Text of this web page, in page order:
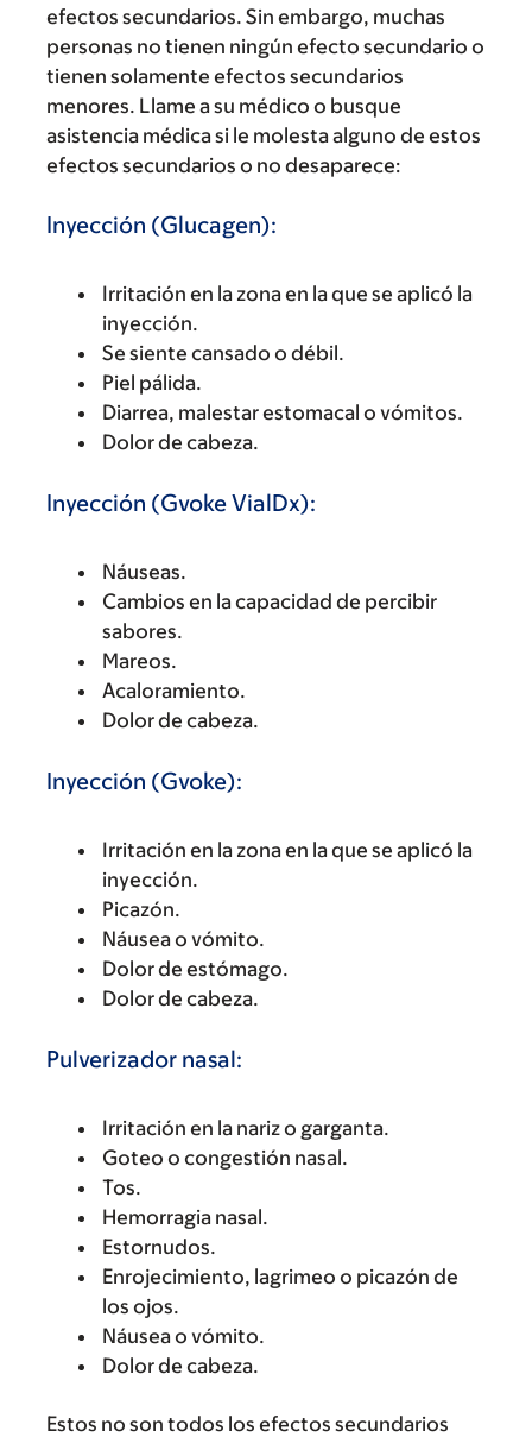
efectos secundarios. Sin embargo, muchas
personas no tienen ningún efecto secundario o
tienen solamente efectos secundarios
menores. Llame a su médico o busque
asistencia médica si le molesta alguno de estos
efectos secundarios o no desaparece:
Inyección (Glucagen):
Irritación en la zona en la que se aplicó la
inyección.
Se siente cansado o débil.
Piel pálida.
Diarrea, malestar estomacal o vómitos.
Dolor de cabeza.
Inyección (Gvoke VialDx):
Náuseas.
Cambios en la capacidad de percibir
sabores.
Mareos.
Acaloramiento.
Dolor de cabeza.
Inyección (Gvoke):
Irritación en la zona en la que se aplicó la
inyección.
Picazón.
Náusea o vómito.
Dolor de estómago.
Dolor de cabeza.
Pulverizador nasal:
Irritación en la nariz o garganta.
Goteo o congestión nasal.
Tos.
Hemorragia nasal.
Estornudos.
Enrojecimiento, lagrimeo o picazón de
los ojos.
Náusea o vómito.
Dolor de cabeza.
Estos no son todos los efectos secundarios